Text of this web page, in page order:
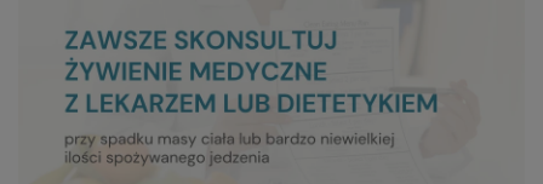
przy nasilonej nietolerancji laktozy (szczegółowo –
na ulotce),
ostrożność u osób z ciężką niewydolnością nerek
lub wątroby,
to produkty do picia doustnego – nie podaje się